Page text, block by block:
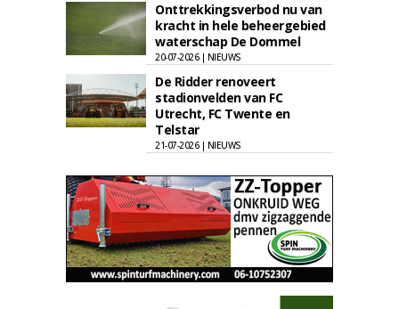
Onttrekkingsverbod nu van
kracht in hele beheergebied
waterschap De Dommel
20-07-2026 | NIEUWS
De Ridder renoveert
stadionvelden van FC
Utrecht, FC Twente en
Telstar
21-07-2026 | NIEUWS